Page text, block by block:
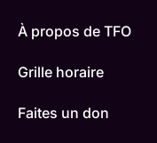
À propos de TFO
Grille horaire
Faites un don